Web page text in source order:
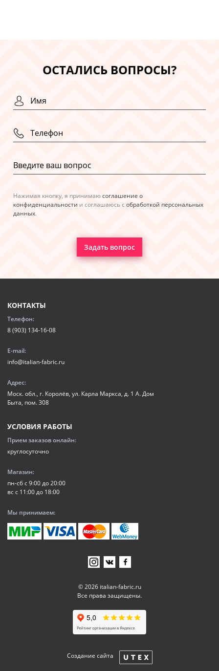
ОСТАЛИСЬ ВОПРОСЫ?
Нажимая кнопку, я принимаюсоглашение о
конфиденциальности и соглашаюсь с обработкой персональных
данных.
Задать вопрос
© 2026 italian-fabric.ru
Все права защищены.
Создание сайта
КОНТАКТЫ
Телефон:
8 (903) 134-16-08
E-mail:
info@italian-fabric.ru
Адрес:
Моск. обл., г. Королёв, ул. Карла Маркса, д. 1 А. Дом
Быта, пом. 308
УСЛОВИЯ РАБОТЫ
Прием заказов онлайн:
круглосуточно
Магазин:
пн-сб с 9:00 до 20:00
вс с 11:00 до 18:00
Мы принимаем: